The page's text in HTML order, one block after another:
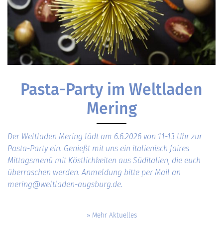
Pasta-Party im Weltladen
Mering
Der Weltladen Mering lädt am 6.6.2026 von 11-13 Uhr zur
Pasta-Party ein. Genießt mit uns ein italienisch faires
Mittagsmenü mit Köstlichkeiten aus Süditalien, die euch
überraschen werden. Anmeldung bitte per Mail an
mering@weltladen-augsburg.de.
» Mehr Aktuelles